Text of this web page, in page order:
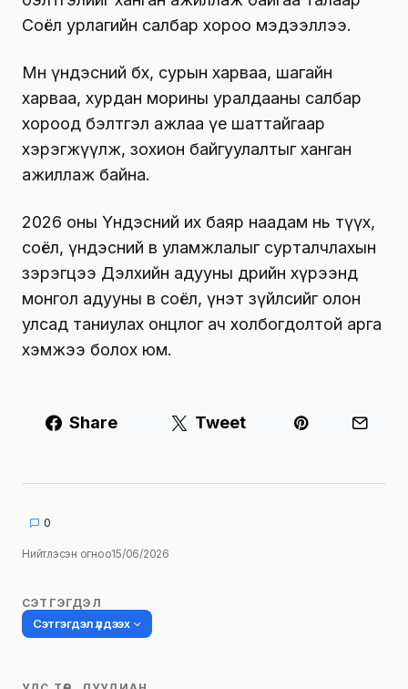
Соёл урлагийн салбар хороо мэдээллээ.
Мөн үндэсний бөх, сурын харваа, шагайн
харваа, хурдан морины уралдааны салбар
хороод бэлтгэл ажлаа үе шаттайгаар
хэрэгжүүлж, зохион байгуулалтыг ханган
ажиллаж байна.
2026 оны Үндэсний их баяр наадам нь түүх,
соёл, үндэсний өв уламжлалыг сурталчлахын
зэрэгцээ Дэлхийн адууны өдрийн хүрээнд
монгол адууны өв соёл, үнэт зүйлсийг олон
улсад таниулах онцлог ач холбогдолтой арга
хэмжээ болох юм.
Share Tweet
0
Нийтлэсэн огноо15/06/2026
СЭТГЭГДЭЛ
Сэтгэгдэл үлдээх